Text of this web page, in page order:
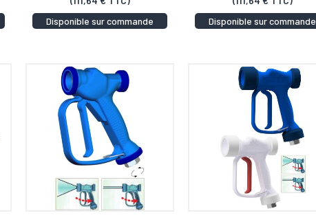
Disponible sur commande
Disponible sur commande